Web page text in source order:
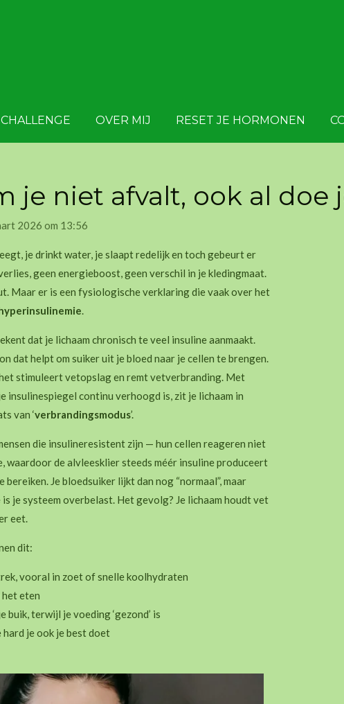
OVER MIJ RESET JE HORMONEN
je niet afvalt, ook al doe
2026 om 13:56
je drinkt water, je slaapt redelijk en toch gebeurt er
geen energieboost, geen verschil in je kledingmaat.
Maar er is een fysiologische verklaring die vaak over het
.
dat je lichaam chronisch te veel insuline aanmaakt.
dat helpt om suiker uit je bloed naar je cellen te brengen.
stimuleert vetopslag en remt vetverbranding. Met
insulinespiegel continu verhoogd is, zit je lichaam in
van ‘verbrandingsmodus’.
die insulineresistent zijn — hun cellen reageren niet
waardoor de alvleesklier steeds méér insuline produceert
Je bloedsuiker lijkt dan nog “normaal”, maar
je systeem overbelast. Het gevolg? Je lichaam houdt vet
eet.
dit:
vooral in zoet of snelle koolhydraten
het eten
buik, terwijl je voeding ‘gezond’ is
hard je ook je best doet